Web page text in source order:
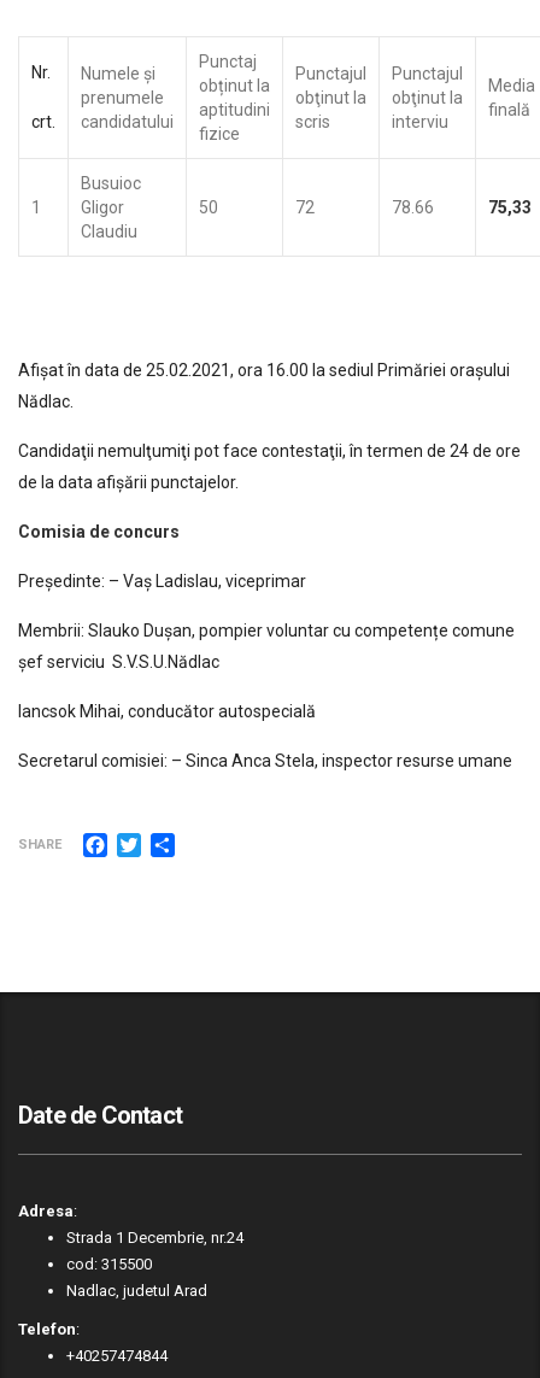
Nr.
crt.
Numele şi
prenumele
candidatului
Punctaj
obținut la
aptitudini
fizice
Punctajul
obţinut la
scris
Punctajul
obţinut la
interviu
Media
finală
1
Busuioc
Gligor
Claudiu
50 72 78.66 75,33
Afişat în data de 25.02.2021, ora 16.00 la sediul Primăriei oraşului
Nădlac.
Candidaţii nemulţumiţi pot face contestaţii, în termen de 24 de ore
de la data afişării punctajelor.
Comisia de concurs
Preşedinte: – Vaș Ladislau, viceprimar
Membrii: Slauko Dușan, pompier voluntar cu competențe comune
şef serviciu S.V.S.U.Nădlac
Iancsok Mihai, conducător autospecială
Secretarul comisiei: – Sinca Anca Stela, inspector resurse umane
SHARE Facebook
Twitter
Date de Contact
Adresa:
Strada 1 Decembrie, nr.24
cod: 315500
Nadlac, judetul Arad
Telefon:
+40257474844